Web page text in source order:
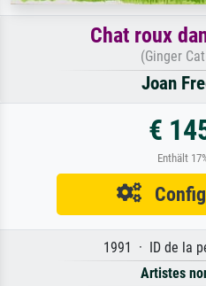
Chat roux
(Ginger
Joan
€
Enthält
1991 · ID de la
Artistes